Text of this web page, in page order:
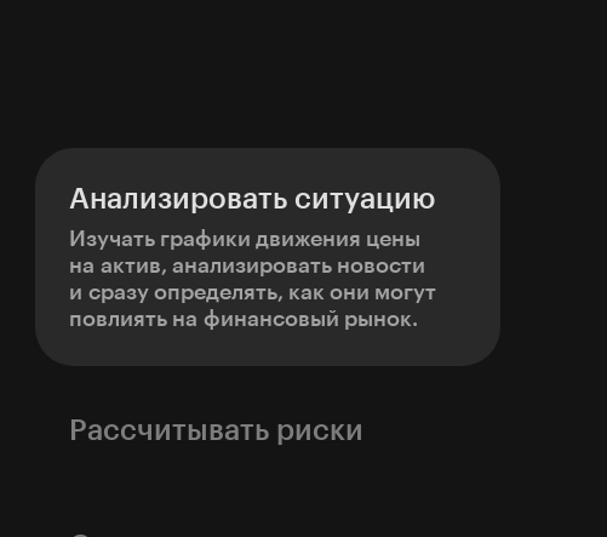
Анализировать ситуацию
Изучать графики движения цены
на актив, анализировать новости
и сразу определять, как они могут
повлиять на финансовый рынок.
Рассчитывать риски